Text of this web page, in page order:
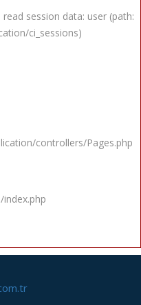
session data: user (path:
ci_sessions)
controllers/Pages.php